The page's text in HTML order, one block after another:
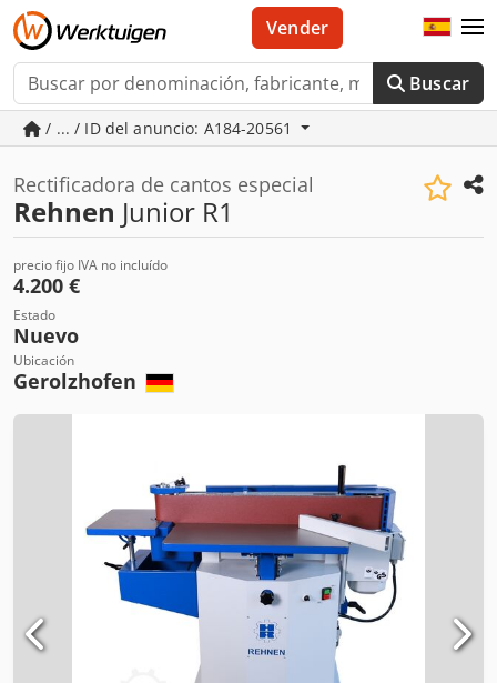
Buscar
Vender
/ ... / ID del anuncio: A184-20561
Rectificadora de cantos especial
Rehnen Junior R1
precio fijo IVA no incluído
4.200 €
Estado
Nuevo
Ubicación
Gerolzhofen